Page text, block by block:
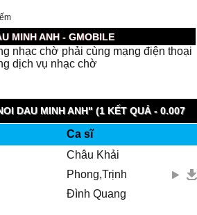
MINH ANH - GMOBILE
nhạc chờ phải cùng mạng điện thoại
dịch vụ nhạc chờ
DAU MINH ANH" (1 KẾT QUẢ - 0.007
Ca sĩ
Châu Khải
Phong,Trịnh
Đình Quang